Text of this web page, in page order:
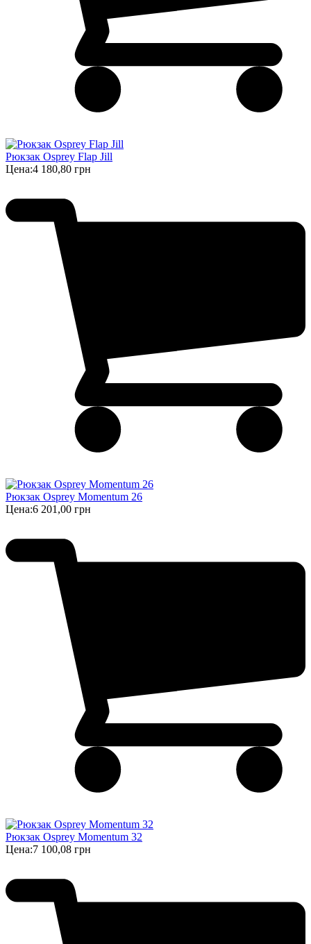
Рюкзак Osprey Flap Jill
Цена:4 180,80 грн
Рюкзак Osprey Momentum 26
Цена:6 201,00 грн
Рюкзак Osprey Momentum 32
Цена:7 100,08 грн